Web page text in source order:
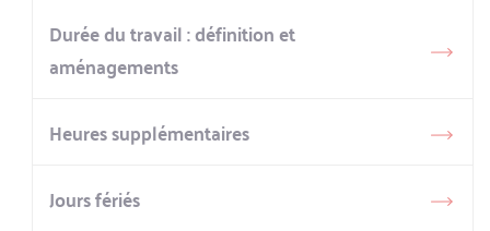
Durée du travail : définition et
aménagements
Heures supplémentaires
Jours fériés